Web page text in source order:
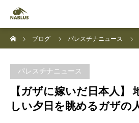
ブログ
パレスチナニュース
パレスチナニュース
【ガザに嫁いだ日本人】
しい夕日を眺めるガザの